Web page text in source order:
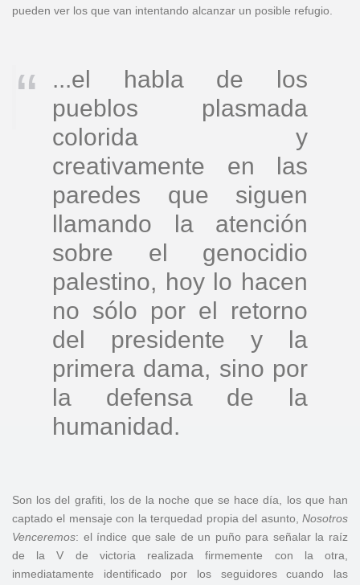
pueden ver los que van intentando alcanzar un posible refugio.
...el habla de los
pueblos plasmada
colorida y
creativamente en las
paredes que siguen
llamando la atención
sobre el genocidio
palestino, hoy lo hacen
no sólo por el retorno
del presidente y la
primera dama, sino por
la defensa de la
humanidad.
Son los del grafiti, los de la noche que se hace día, los que han
captado el mensaje con la terquedad propia del asunto, Nosotros
Venceremos: el índice que sale de un puño para señalar la raíz
de la V de victoria realizada firmemente con la otra,
inmediatamente identificado por los seguidores cuando las